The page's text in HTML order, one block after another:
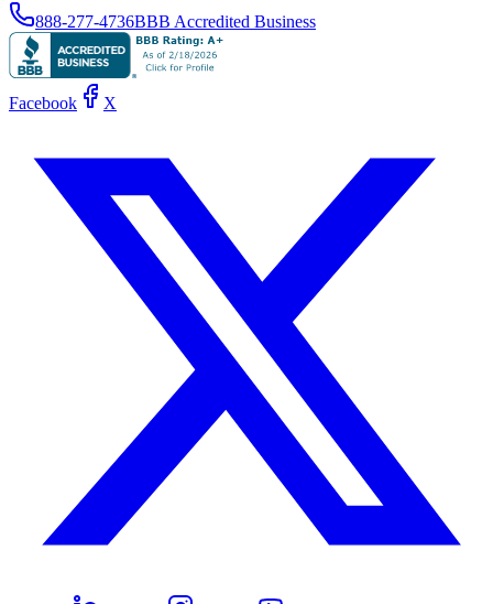
888-277-4736BBB Accredited Business
Facebook X